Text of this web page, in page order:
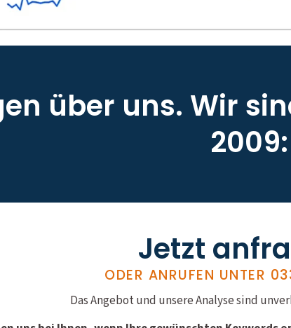
über uns. Wir
2009:
Jetzt
ODER ANRUFEN UNTER
Das Angebot und unsere Analyse sind